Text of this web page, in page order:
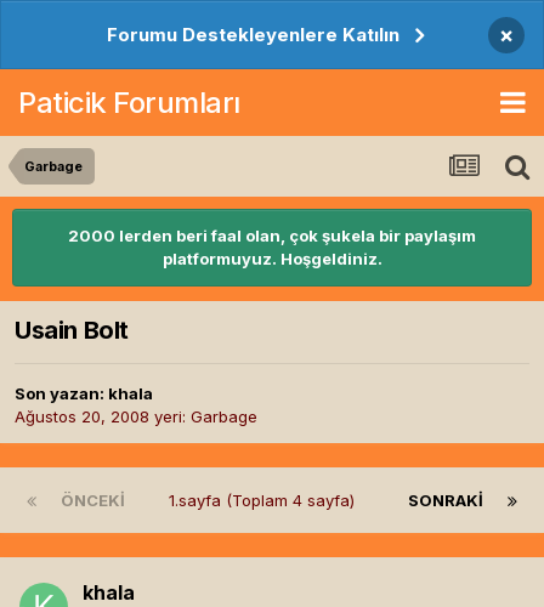
Forumu Destekleyenlere Katılın ×
Paticik Forumları
Garbage
2000 lerden beri faal olan, çok şukela bir paylaşım
platformuyuz. Hoşgeldiniz.
Usain Bolt
Son yazan: khala
Ağustos 20, 2008 yeri: Garbage
ÖNCEKI SONRAKI
1.sayfa (Toplam 4 sayfa)
khala